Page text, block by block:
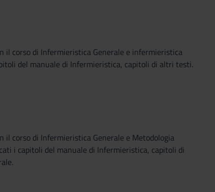
il corso di Infermieristica Generale e infermieristica
del manuale di Infermieristica, capitoli di altri testi.
il corso di Infermieristica Generale e Metodologia
i capitoli del manuale di Infermieristica, capitoli di